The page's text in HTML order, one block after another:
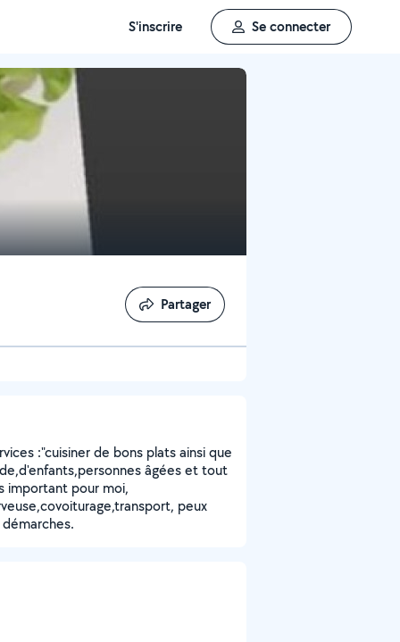
S'inscrire Se connecter
Partager
Partager
:"cuisiner de bons plats ainsi que
âgées et tout
important pour moi,
peux